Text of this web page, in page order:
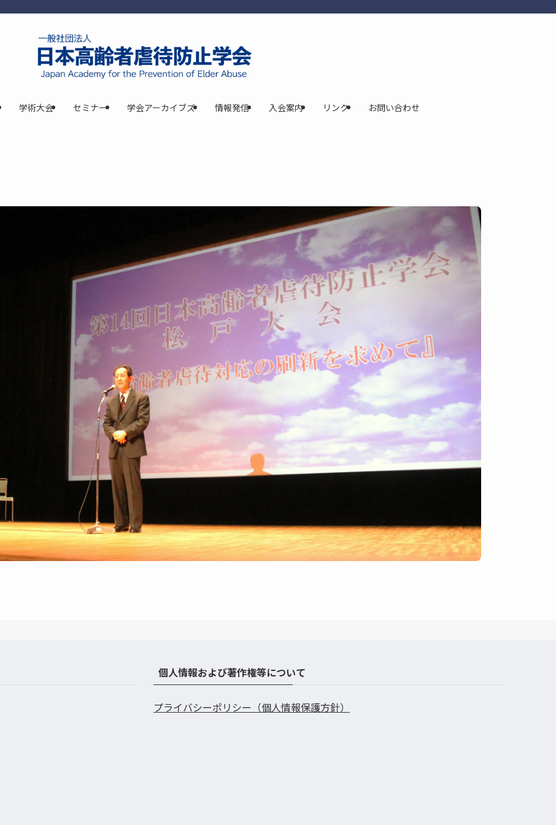
学術大会 セミナー 学会アーカイブズ 情報発信 入会案内 リンク お問い合わせ
個人情報および著作権等について
プライバシーポリシー（個人情報保護方針）